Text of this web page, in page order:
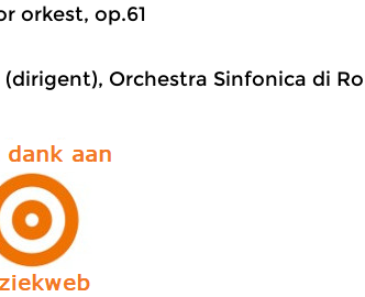
orkest, op.61
(dirigent), Orchestra Sinfonica di